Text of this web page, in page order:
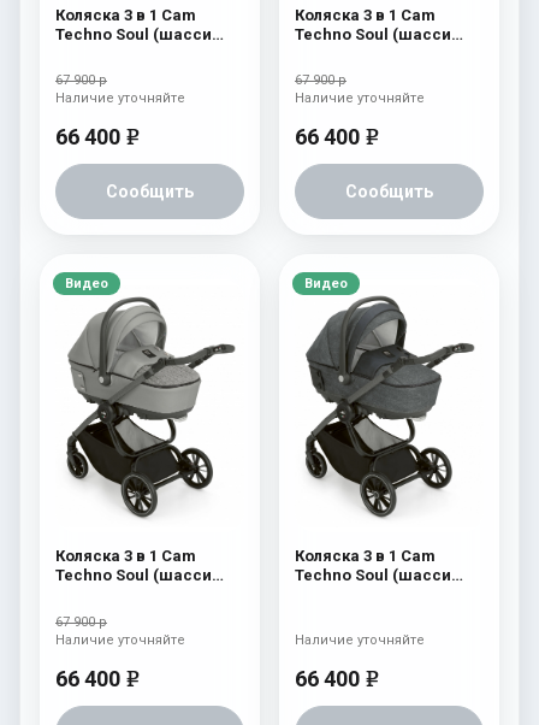
Коляска 3 в 1 Cam
Techno Soul (шасси
67 900 р
66 400 e
Сообщить
Наличие уточняйте
Коляска 3 в 1 Cam
Techno Soul (шасси
67 900 р
66 400 e
Сообщить
Наличие уточняйте
Видео
Коляска 3 в 1 Cam
Techno Soul (шасси
67 900 р
66 400 e
Наличие уточняйте
Видео
Коляска 3 в 1 Cam
Techno Soul (шасси
66 400 e
Наличие уточняйте